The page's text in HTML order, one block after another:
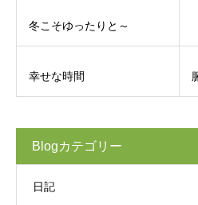
冬こそゆったりと～
幸せな時間
Blogカテゴリー
日記